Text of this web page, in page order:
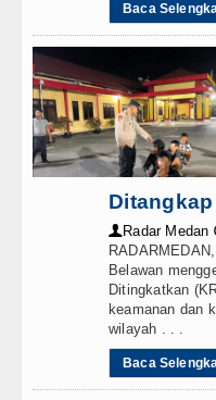
Baca
Ditangkap
👤 Radar Medan
Belawan
Ditingkatkan
keamanan dan
wilayah . . .
Baca